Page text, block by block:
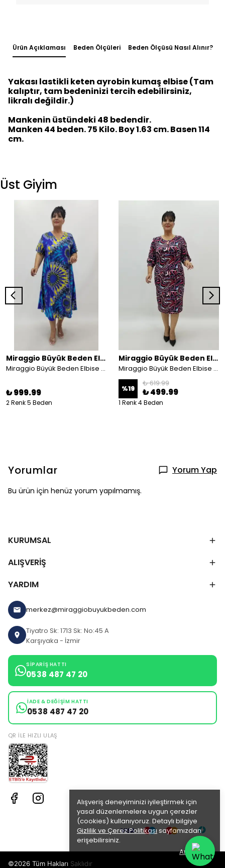
Alışveriş deneyiminizi iyileştirmek için
yasal düzenlemelere uygun çerezler
(cookies) kullanıyoruz. Detaylı bilgiye
Gizlilik ve Çerez Politikası sayfamızdan
erişebilirsiniz.
Anladım
Ürün Açıklaması Beden Ölçüleri Beden Ölçüsü Nasıl Alınır?
Yakası lastikli keten ayrobin kumaş elbise (Tam
kalıptır, tam bedeninizi tercih edebilirsiniz,
likralı değildir.)
Mankenin üstündeki 48 bedendir.
Manken 44 beden. 75 Kilo. Boy 1.63 cm. Basen 114
cm.
Üst Giyim
Miraggio Büyük Beden Elbise
Miraggio Büyük Beden Elbise 4873
₺ 999.99
2 Renk 5 Beden
Miraggio Büyük Beden Elbise
Miraggio Büyük Beden Elbise 99175 FUŞYA
%19
₺ 619.99
₺ 499.99
1 Renk 4 Beden
Yorumlar Yorum Yap
Bu ürün için henüz yorum yapılmamış.
KURUMSAL
ALIŞVERİŞ
YARDIM
merkez@miraggiobuyukbeden.com
Tiyatro Sk: 1713 Sk: No:45 A
Karşıyaka - İzmir
SIPARIŞ HATTI
0538 487 47 20
İADE & DEĞIŞIM HATTI
0538 487 47 20
QR ILE HIZLI ULAŞ
©2026 Tüm Hakları Saklıdır